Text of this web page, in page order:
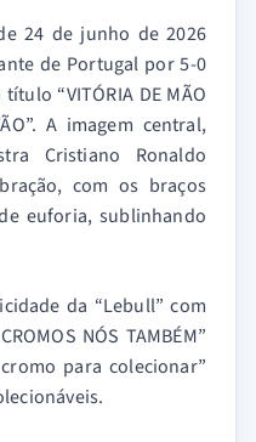
24 de junho de 2026
de Portugal por 5-0
“VITÓRIA DE MÃO
A imagem central,
Cristiano Ronaldo
com os braços
euforia, sublinhando
da “Lebull” com
NÓS TAMBÉM”
para colecionar”